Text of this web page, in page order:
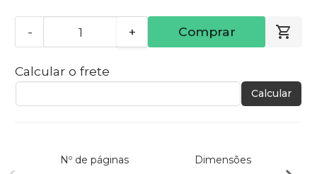
- + Comprar
Calcular o frete
Calcular
Nº de páginas Dimensões